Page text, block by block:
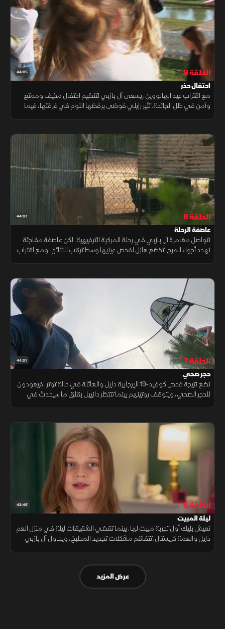
44:05 الحلقة 9
احتفال حذر
مع اقتراب عيد الهالووين، يسعى آل بازبي لتنظيم احتفال مخيف وممتع
وآمن في ظل الجائحة. تثير رايلي فوضى برفضها النوم في غرفتها، فيما
44:07 الحلقة 8
عاصفة الرحلة
تتواصل مغامرة آل بازبي في رحلة المركبة الترفيهية، لكن عاصفة مفاجئة
تهدد أجواء المرح. تخضع هازل لفحص عينيها وسط ترقب للنتائج، ومع اقتراب
44:01 الحلقة 7
حجر صحي
تضع نتيجة فحص كوفيد-19 الإيجابية دايل والعائلة في حالة توتر، فيعودون
للحجر الصحي، ويتوقف روتينهم بينما تنتظر دانييل بقلق ما سيحدث في
43:45 الحلقة 6
ليلة المبيت
تعيش بليك أول تجربة مبيت لها، بينما تقضي الشقيقات ليلة في منزل العم
دايل والعمة كريستال. تتفاقم مشكلات تجديد المطبخ، ويحاول آل بازبي
عرض المزيد